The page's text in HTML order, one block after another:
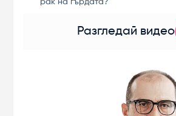
Разгледай видео